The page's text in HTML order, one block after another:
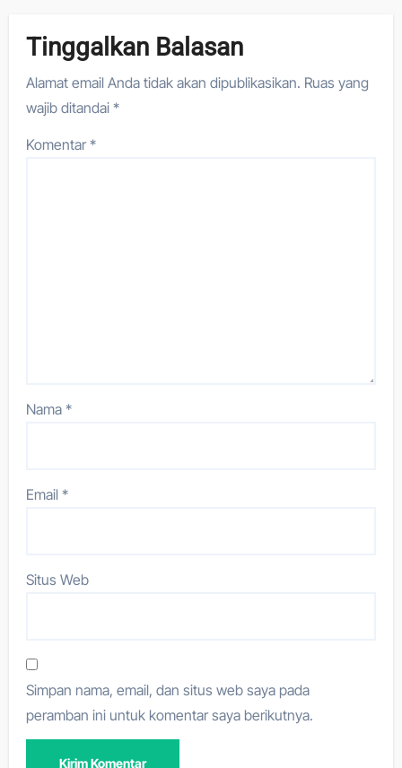
Tinggalkan Balasan
Alamat email Anda tidak akan dipublikasikan. Ruas yang
wajib ditandai*
Komentar*
Nama*
Email*
Situs Web
Simpan nama, email, dan situs web saya pada
peramban ini untuk komentar saya berikutnya.